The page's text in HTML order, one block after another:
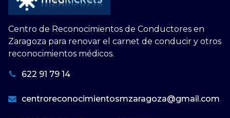
Centro de Reconocimientos de Conductores en
Zaragoza para renovar el carnet de conducir y otros
reconocimientos médicos.
622 91 79 14
centroreconocimientosmzaragoza@gmail.com